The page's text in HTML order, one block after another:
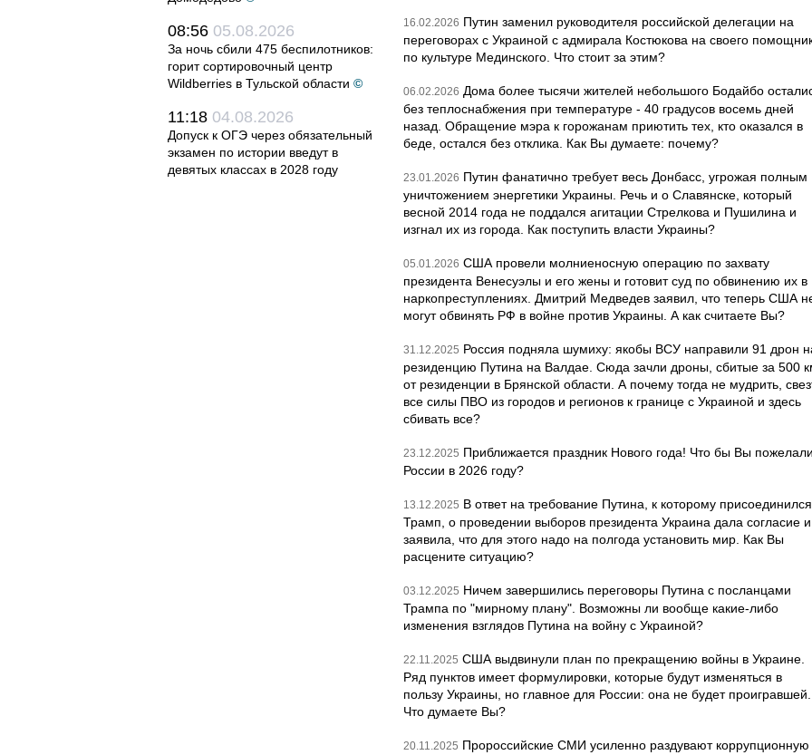
08:56 05.08.2026
За ночь сбили 475 беспилотников:
горит сортировочный центр
Wildberries в Тульской области ©
11:18 04.08.2026
Допуск к ОГЭ через обязательный
экзамен по истории введут в
девятых классах в 2028 году
16.02.2026 Путин заменил руководителя российской делегации на
переговорах с Украиной с адмирала Костюкова на своего
по культуре Мединского. Что стоит за этим?
06.02.2026 Дома более тысячи жителей небольшого Бодайбо
без теплоснабжения при температуре - 40 градусов восемь дней
назад. Обращение мэра к горожанам приютить тех, кто оказался в
беде, остался без отклика. Как Вы думаете: почему?
23.01.2026 Путин фанатично требует весь Донбасс, угрожая полным
уничтожением энергетики Украины. Речь и о Славянске, который
весной 2014 года не поддался агитации Стрелкова и Пушилина и
изгнал их из города. Как поступить власти Украины?
05.01.2026 США провели молниеносную операцию по захвату
президента Венесуэлы и его жены и готовит суд по обвинению их в
наркопреступлениях. Дмитрий Медведев заявил, что теперь США
могут обвинять РФ в войне против Украины. А как считаете Вы?
31.12.2025 Россия подняла шумиху: якобы ВСУ направили 91 дрон
резиденцию Путина на Валдае. Сюда зачли дроны, сбитые за 500
от резиденции в Брянской области. А почему тогда не мудрить,
все силы ПВО из городов и регионов к границе с Украиной и здесь
сбивать все?
23.12.2025 Приближается праздник Нового года! Что бы Вы пожелали
России в 2026 году?
13.12.2025 В ответ на требование Путина, к которому присоединился
Трамп, о проведении выборов президента Украина дала согласие и
заявила, что для этого надо на полгода установить мир. Как Вы
расцените ситуацию?
03.12.2025 Ничем завершились переговоры Путина с посланцами
Трампа по "мирному плану". Возможны ли вообще какие-либо
изменения взглядов Путина на войну с Украиной?
22.11.2025 США выдвинули план по прекращению войны в Украине.
Ряд пунктов имеет формулировки, которые будут изменяться в
пользу Украины, но главное для России: она не будет проигравшей.
Что думаете Вы?
20.11.2025 Пророссийские СМИ усиленно раздувают коррупционную